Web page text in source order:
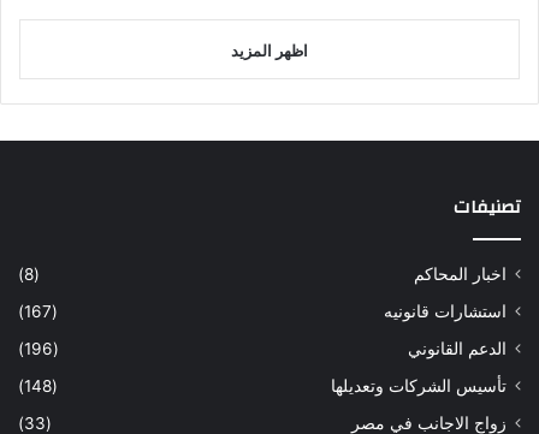
اظهر المزيد
تصنيفات
اخبار المحاكم
(8)
استشارات قانونيه
(167)
الدعم القانوني
(196)
تأسيس الشركات وتعديلها
(148)
زواج الاجانب في مصر
(33)